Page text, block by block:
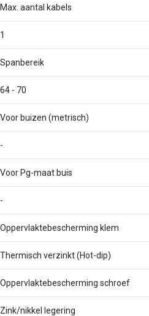
Max. aantal kabels
1
Spanbereik
64 - 70
Voor buizen (metrisch)
-
Voor Pg-maat buis
-
Oppervlaktebescherming klem
Thermisch verzinkt (Hot-dip)
Oppervlaktebescherming schroef
Zink/nikkel legering